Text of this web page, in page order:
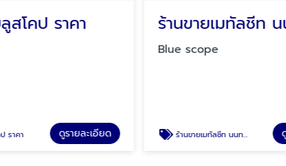
โคป ราคา
าคา ดูรายละเอียด
ร้านขายเมทัลชีท น
Blue scope
ร้านขายเมทัลชีท นนทบุรี